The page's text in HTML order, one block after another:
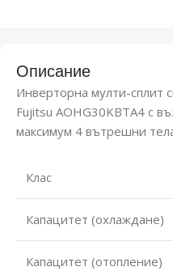
Описание
Инверторна мулти-сплит
Fujitsu AOHG30KBTA4 с
максимум 4 вътрешни
Клас
Капацитет (охлаждане)
Капацитет (отопление)